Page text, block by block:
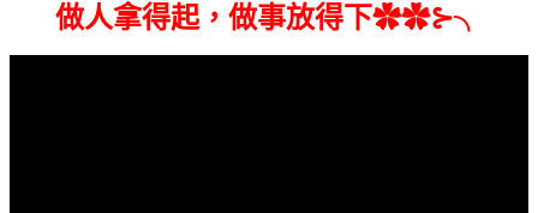
做人拿得起，做事放得下✿✿⊱╮